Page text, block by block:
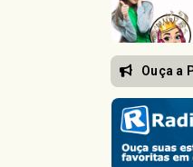
Ouça a